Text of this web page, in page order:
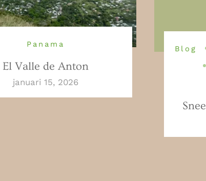
Panama
El Valle de Anton
januari 15, 2026
Blog